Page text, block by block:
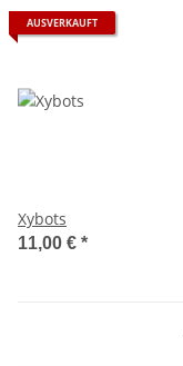
AUSVERKAUFT
Xybots
11,00 € *